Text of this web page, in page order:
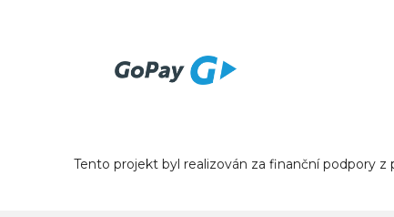
Tento projekt byl realizován za finanční podpory